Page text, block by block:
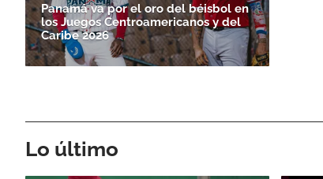
Panamá va por el oro del béisbol en
los Juegos Centroamericanos y del
Caribe 2026
Lo último